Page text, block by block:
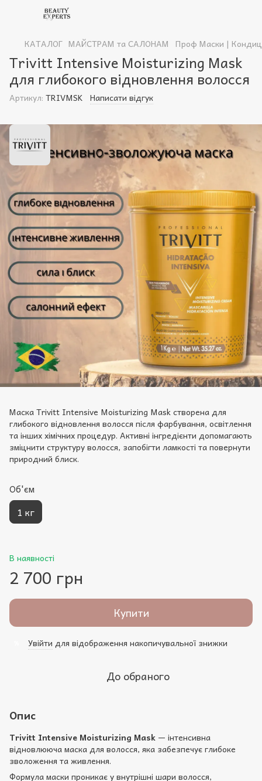
КАТАЛОГ МАЙСТРАМ та САЛОНАМ Проф Маски |
Trivitt Intensive Moisturizing Mask
для глибокого відновлення волосся
Артикул: TRIVMSK Написати відгук
Маска Trivitt Intensive Moisturizing Mask створена для
глибокого відновлення волосся після фарбування, освітлення
та інших хімічних процедур. Активні інгредієнти допомагають
зміцнити структуру волосся, запобігти ламкості та повернути
природний блиск.
Oб'єм
1 кг
В наявності
2 700 грн
Купити
Увійти для відображення накопичувальної знижки
До обраного
Опис
Trivitt Intensive Moisturizing Mask — інтенсивна
відновлююча маска для волосся, яка забезпечує глибоке
зволоження та живлення.
Формула маски проникає у внутрішні шари волосся,